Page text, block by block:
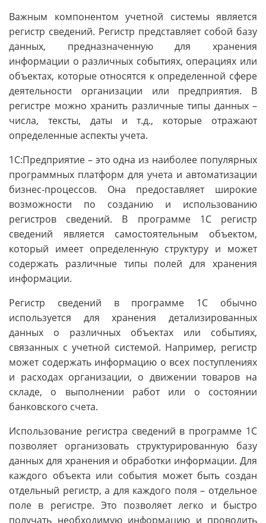
Важным компонентом учетной системы является
регистр сведений. Регистр представляет собой базу
данных, предназначенную для хранения
информации о различных событиях, операциях или
объектах, которые относятся к определенной сфере
деятельности организации или предприятия. В
регистре можно хранить различные типы данных –
числа, тексты, даты и т.д., которые отражают
определенные аспекты учета.
1С:Предприятие – это одна из наиболее популярных
программных платформ для учета и автоматизации
бизнес-процессов. Она предоставляет широкие
возможности по созданию и использованию
регистров сведений. В программе 1С регистр
сведений является самостоятельным объектом,
который имеет определенную структуру и может
содержать различные типы полей для хранения
информации.
Регистр сведений в программе 1С обычно
используется для хранения детализированных
данных о различных объектах или событиях,
связанных с учетной системой. Например, регистр
может содержать информацию о всех поступлениях
и расходах организации, о движении товаров на
складе, о выполнении работ или о состоянии
банковского счета.
Использование регистра сведений в программе 1С
позволяет организовать структурированную базу
данных для хранения и обработки информации. Для
каждого объекта или события может быть создан
отдельный регистр, а для каждого поля – отдельное
поле в регистре. Это позволяет легко и быстро
получать необходимую информацию и проводить